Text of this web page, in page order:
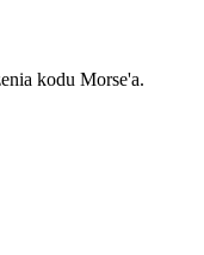
kodu Morse'a.